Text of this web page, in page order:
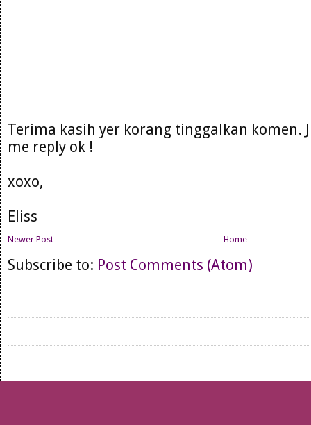
Terima kasih yer korang tinggalkan komen.
me reply ok !
xoxo,
Eliss
Newer Post Home
Subscribe to: Post Comments (Atom)